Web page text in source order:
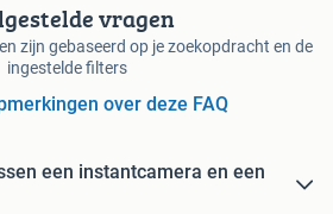
vragen
zijn gebaseerd op je zoekopdracht en de
ingestelde filters
over deze FAQ
een instantcamera en een